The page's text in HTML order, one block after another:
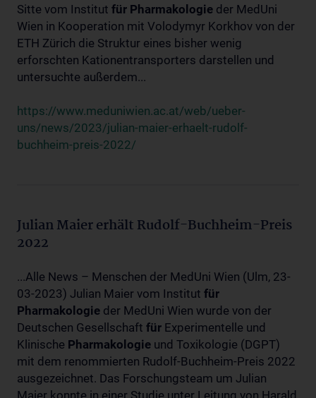
Sitte vom Institut für Pharmakologie der MedUni
Wien in Kooperation mit Volodymyr Korkhov von der
ETH Zürich die Struktur eines bisher wenig
erforschten Kationentransporters darstellen und
untersuchte außerdem...
https://www.meduniwien.ac.at/web/ueber-
uns/news/2023/julian-maier-erhaelt-rudolf-
buchheim-preis-2022/
Julian Maier erhält Rudolf-Buchheim-Preis
2022
...Alle News – Menschen der MedUni Wien (Ulm, 23-
03-2023) Julian Maier vom Institut für
Pharmakologie der MedUni Wien wurde von der
Deutschen Gesellschaft für Experimentelle und
Klinische Pharmakologie und Toxikologie (DGPT)
mit dem renommierten Rudolf-Buchheim-Preis 2022
ausgezeichnet. Das Forschungsteam um Julian
Maier konnte in einer Studie unter Leitung von Harald